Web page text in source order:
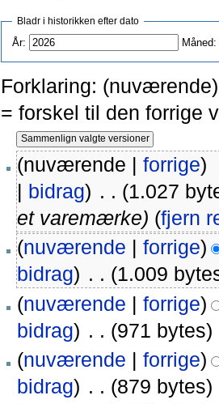
Bladr i historikken efter dato
År:
Måned:
Forklaring:
= forskel til den forrige
(nuværende |forrige)
| bidrag) . . (1.027
et varemærke) (fjern
(nuværende |forrige)
bidrag) . . (1.009
(nuværende |forrige)
bidrag) . . (971 bytes)
(nuværende |forrige)
bidrag) . . (879 bytes)